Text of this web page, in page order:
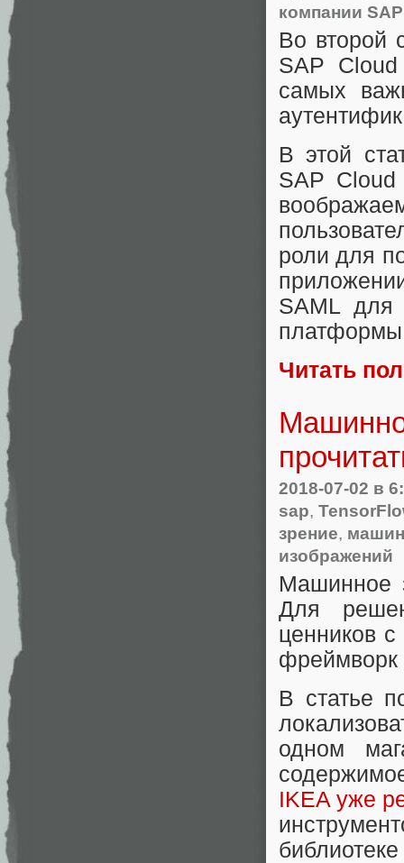
компании SAP
Во второй
SAP
самых
В этой
SAP Cloud
роли для
SAML для
платформы
Читать
2018-07-02 в
sap,
зрение,
изображений
Машинное
Для
ценников
фреймворк
В статье
одном
IKEA уже